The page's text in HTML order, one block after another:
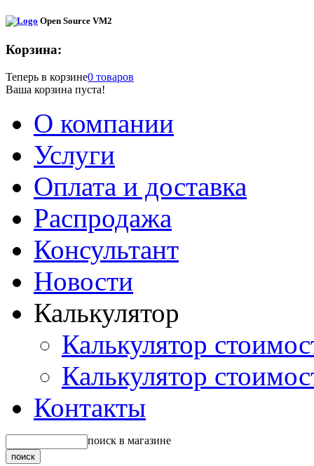
Open Source VM2
Корзина:
Теперь в корзине0 товаров
Ваша корзина пуста!
О компании
Услуги
Оплата и доставка
Распродажа
Консультант
Новости
Калькулятор
Калькулятор
Калькулятор
Контакты
поиск в магазине